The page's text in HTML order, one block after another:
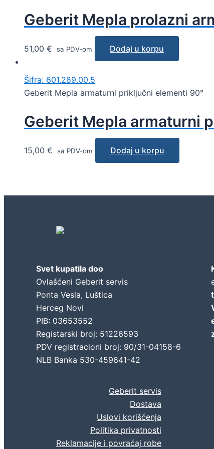
Geberit Mepla prolazni
51,00 € sa PDV-om Dodaj u korpu
Šifra: 601.289.00.5
Geberit Mepla armaturni priključni elementi 90°
Geberit Mepla armaturni
15,00 € sa PDV-om Dodaj u korpu
Svet kupatila doo
Ovlašćeni Geberit servis
Ponta Vesla, Luštica
Herceg Novi
PIB: 03653552
Registarski broj: 51226593
PDV registracioni broj: 90/31-04158-6
NLB Banka 530-459641-42
Geberit servis
Dostava
Uslovi korišćenja
Politika privatnosti
Reklamacije i povraćaj robe